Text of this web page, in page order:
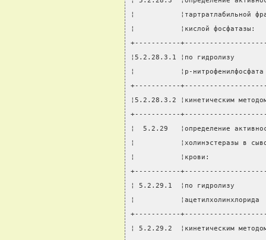
¦
¦           ¦кислой
+-----------
¦5.2.28.3.1 ¦по гидролизу
¦           ¦р-
+-----------
¦5.2.28.3.2 ¦кинетическим
+-----------
¦  5.2.29   ¦определение
¦           ¦холинэстеразы
¦           ¦крови:
+-----------
¦ 5.2.29.1  ¦по гидролизу
¦
+-----------
¦ 5.2.29.2  ¦кинетическим